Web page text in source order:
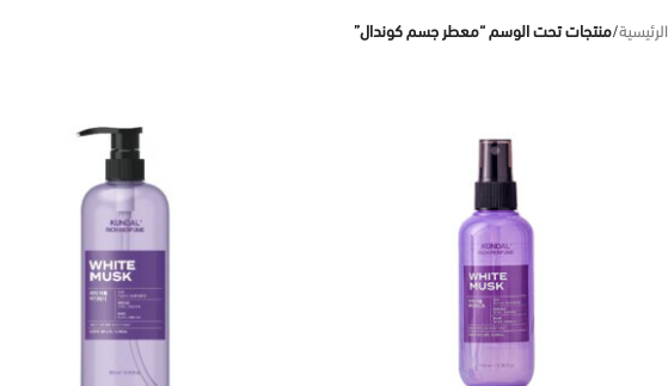
الرئيسية/منتجات تحت الوسم “معطر جسم كوندال”